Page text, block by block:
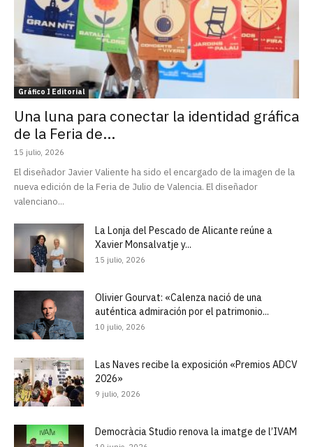
Gráfico I Editorial
Una luna para conectar la identidad gráfica
de la Feria de...
15 julio, 2026
El diseñador Javier Valiente ha sido el encargado de la imagen de la
nueva edición de la Feria de Julio de Valencia. El diseñador
valenciano...
La Lonja del Pescado de Alicante reúne a
Xavier Monsalvatje y...
15 julio, 2026
Olivier Gourvat: «Calenza nació de una
auténtica admiración por el patrimonio...
10 julio, 2026
Las Naves recibe la exposición «Premios ADCV
2026»
9 julio, 2026
Democràcia Studio renova la imatge de l’IVAM